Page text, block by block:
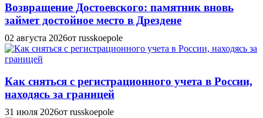
Возвращение Достоевского: памятник вновь
займет достойное место в Дрездене
02 августа 2026от russkoepole
Как сняться с регистрационного учета в России,
находясь за границей
31 июля 2026от russkoepole